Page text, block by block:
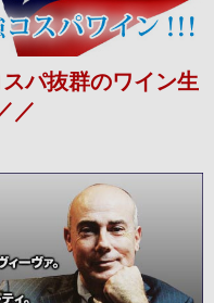
パ抜群のワイン生
／